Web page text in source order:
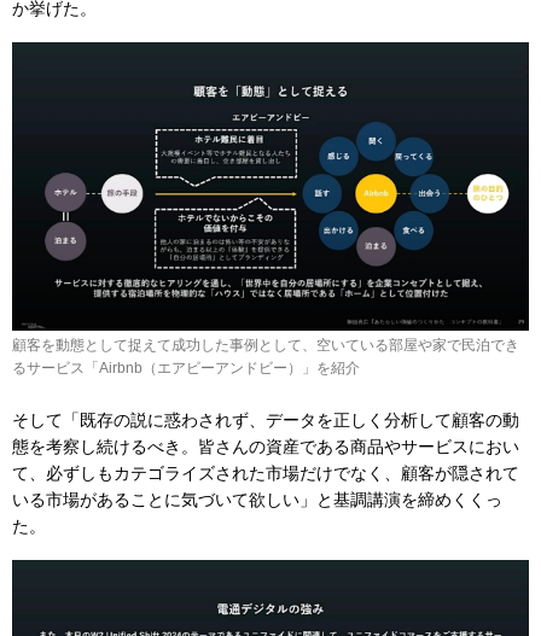
か挙げた。
顧客を動態として捉えて成功した事例として、空いている部屋や家で民泊でき
るサービス「Airbnb（エアビーアンドビー）」を紹介
そして「既存の説に惑わされず、データを正しく分析して顧客の動
態を考察し続けるべき。皆さんの資産である商品やサービスにおい
て、必ずしもカテゴライズされた市場だけでなく、顧客が隠されて
いる市場があることに気づいて欲しい」と基調講演を締めくくっ
た。